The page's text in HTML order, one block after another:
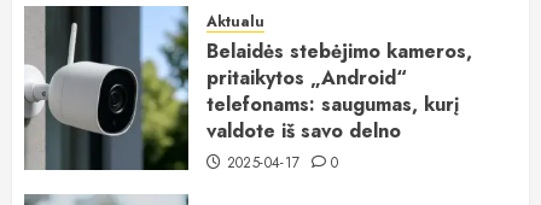
Aktualu
Belaidės stebėjimo kameros,
pritaikytos „Android“
telefonams: saugumas, kurį
valdote iš savo delno
2025-04-17 0